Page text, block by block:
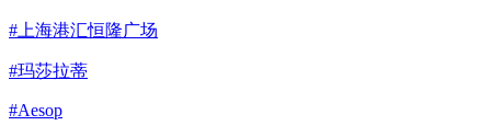
#上海港汇恒隆广场
#玛莎拉蒂
#Aesop